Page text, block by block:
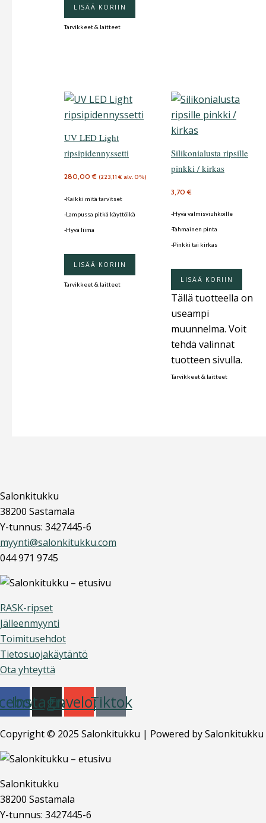
LISÄÄ KORIIN
Tarvikkeet & laitteet
UV LED Light
ripsipidennyssetti
280,00€ (223,11 € alv. 0%)
-Kaikki mitä tarvitset
-Lampussa pitkä käyttöikä
-Hyvä liima
LISÄÄ KORIIN
Tarvikkeet & laitteet
Silikonialusta ripsille
pinkki / kirkas
3,70€
-Hyvä valmisviuhkoille
-Tahmainen pinta
-Pinkki tai kirkas
LISÄÄ KORIIN
Tällä tuotteella on
useampi
muunnelma. Voit
tehdä valinnat
tuotteen sivulla.
Tarvikkeet & laitteet
Salonkitukku
38200 Sastamala
Y-tunnus: 3427445-6
myynti@salonkitukku.com
044 971 9745
RASK-ripset
Jälleenmyynti
Toimitusehdot
Tietosuojakäytäntö
Ota yhteyttä
Instagram
EnvelopeTiktok
Copyright © 2025 Salonkitukku | Powered by Salonkitukku
Salonkitukku
38200 Sastamala
Y-tunnus: 3427445-6